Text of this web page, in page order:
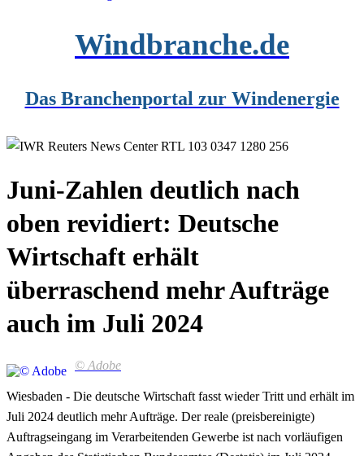
Windbranche.de
Das Branchenportal zur Windenergie
Juni-Zahlen deutlich nach
oben revidiert: Deutsche
Wirtschaft erhält
überraschend mehr Aufträge
auch im Juli 2024
© Adobe
Wiesbaden - Die deutsche Wirtschaft fasst wieder Tritt und erhält im
Juli 2024 deutlich mehr Aufträge. Der reale (preisbereinigte)
Auftragseingang im Verarbeitenden Gewerbe ist nach vorläufigen